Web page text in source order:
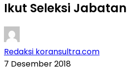
Ikut Seleksi Jabatan
Redaksi koransultra.com
7 Desember 2018